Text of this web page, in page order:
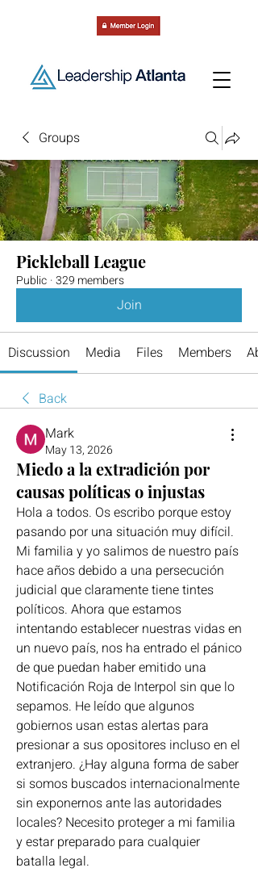
Groups
Pickleball League
Public ·329 members
Join
Discussion Media Files Members
Back
Mark
May 13, 2026
Miedo a la extradición por
causas políticas o injustas
Hola a todos. Os escribo porque estoy
pasando por una situación muy difícil.
Mi familia y yo salimos de nuestro país
hace años debido a una persecución
judicial que claramente tiene tintes
políticos. Ahora que estamos
intentando establecer nuestras vidas en
un nuevo país, nos ha entrado el pánico
de que puedan haber emitido una
Notificación Roja de Interpol sin que lo
sepamos. He leído que algunos
gobiernos usan estas alertas para
presionar a sus opositores incluso en el
extranjero. ¿Hay alguna forma de saber
si somos buscados internacionalmente
sin exponernos ante las autoridades
locales? Necesito proteger a mi familia
y estar preparado para cualquier
batalla legal.